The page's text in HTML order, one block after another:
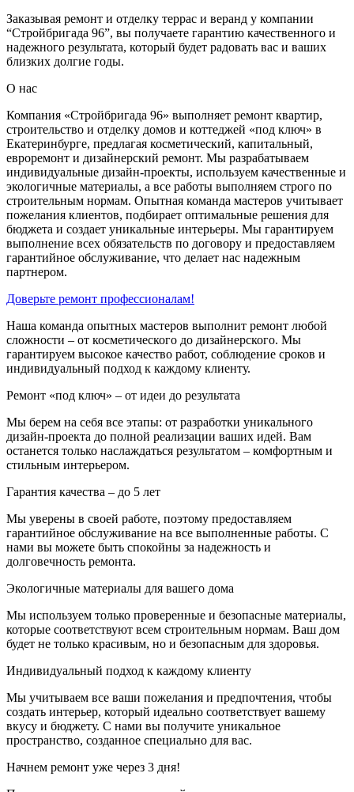
Заказывая ремонт и отделку террас и веранд у компании
“Стройбригада 96”, вы получаете гарантию качественного и
надежного результата, который будет радовать вас и ваших
близких долгие годы.
О нас
Компания «Стройбригада 96» выполняет ремонт квартир,
строительство и отделку домов и коттеджей «под ключ» в
Екатеринбурге, предлагая косметический, капитальный,
евроремонт и дизайнерский ремонт. Мы разрабатываем
индивидуальные дизайн-проекты, используем качественные и
экологичные материалы, а все работы выполняем строго по
строительным нормам. Опытная команда мастеров учитывает
пожелания клиентов, подбирает оптимальные решения для
бюджета и создает уникальные интерьеры. Мы гарантируем
выполнение всех обязательств по договору и предоставляем
гарантийное обслуживание, что делает нас надежным
партнером.
Доверьте ремонт профессионалам!
Наша команда опытных мастеров выполнит ремонт любой
сложности – от косметического до дизайнерского. Мы
гарантируем высокое качество работ, соблюдение сроков и
индивидуальный подход к каждому клиенту.
Ремонт «под ключ» – от идеи до результата
Мы берем на себя все этапы: от разработки уникального
дизайн-проекта до полной реализации ваших идей. Вам
останется только наслаждаться результатом – комфортным и
стильным интерьером.
Гарантия качества – до 5 лет
Мы уверены в своей работе, поэтому предоставляем
гарантийное обслуживание на все выполненные работы. С
нами вы можете быть спокойны за надежность и
долговечность ремонта.
Экологичные материалы для вашего дома
Мы используем только проверенные и безопасные материалы,
которые соответствуют всем строительным нормам. Ваш дом
будет не только красивым, но и безопасным для здоровья.
Индивидуальный подход к каждому клиенту
Мы учитываем все ваши пожелания и предпочтения, чтобы
создать интерьер, который идеально соответствует вашему
вкусу и бюджету. С нами вы получите уникальное
пространство, созданное специально для вас.
Начнем ремонт уже через 3 дня!